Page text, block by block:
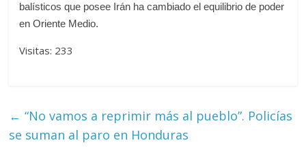
balísticos que posee Irán ha cambiado el equilibrio de poder
en Oriente Medio.
Visitas: 233
← “No vamos a reprimir más al pueblo”. Policías
se suman al paro en Honduras